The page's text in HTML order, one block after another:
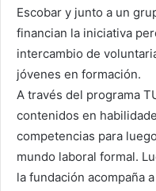
Escobar y junto a un
financian la iniciativa
intercambio de
jóvenes en formación.
A través del programa
contenidos en
competencias para
mundo laboral formal.
la fundación acompaña